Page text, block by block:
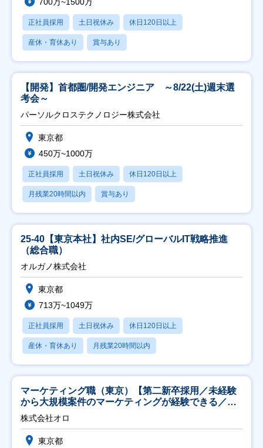
正社員採用 土日祝休み 休日120日以上
産休・育休あり 賞与あり
【開発】首都圏/開発エンジニア ～8/22(土)週末選
考会～
パーソルクロステクノロジー株式会社
東京都
450万~1000万
正社員採用 土日祝休み 休日120日以上
月残業20時間以内 賞与あり
25-40【東京本社】社内SE/グローバルIT戦略推進
（総合職）
オルガノ株式会社
東京都
713万~1049万
正社員採用 土日祝休み 休日120日以上
産休・育休あり 月残業20時間以内
マーケティング職（東京）【第二新卒採用／未経験
から大規模案件のマーケティングが経験できる／研
修充実】
株式会社オロ
東京都